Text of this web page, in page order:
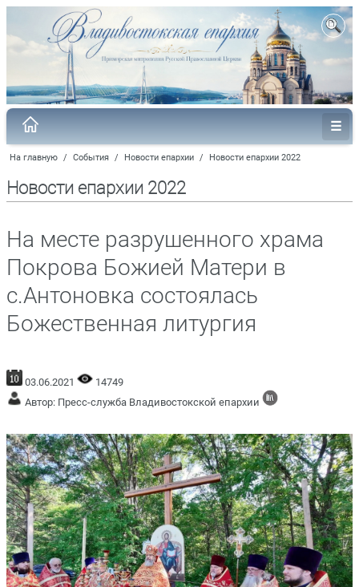
На главную / События / Новости епархии / Новости епархии 2022
Новости епархии 2022
На месте разрушенного храма
Покрова Божией Матери в
с.Антоновка состоялась
Божественная литургия
03.06.2021
14749
Автор: Пресс-служба Владивостокской епархии